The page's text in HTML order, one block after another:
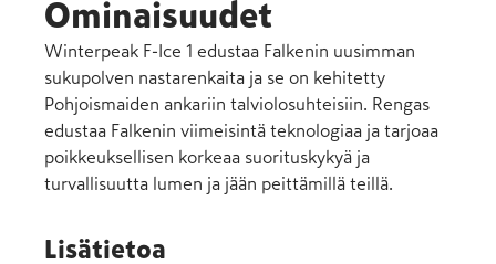
Ominaisuudet
Winterpeak F-Ice 1 edustaa Falkenin uusimman
sukupolven nastarenkaita ja se on kehitetty
Pohjoismaiden ankariin talviolosuhteisiin. Rengas
edustaa Falkenin viimeisintä teknologiaa ja tarjoaa
poikkeuksellisen korkeaa suorituskykyä ja
turvallisuutta lumen ja jään peittämillä teillä.
Lisätietoa